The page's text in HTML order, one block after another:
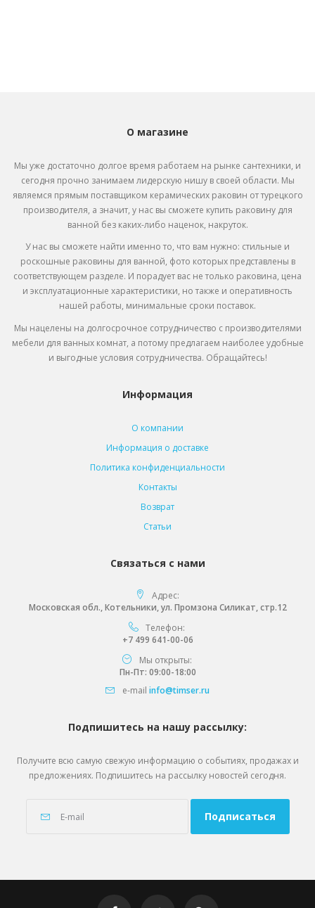
О магазине
Мы уже достаточно долгое время работаем на рынке сантехники, и
сегодня прочно занимаем лидерскую нишу в своей области. Мы
являемся прямым поставщиком керамических раковин от турецкого
производителя, а значит, у нас вы сможете купить раковину для
ванной без каких-либо наценок, накруток.
У нас вы сможете найти именно то, что вам нужно: стильные и
роскошные раковины для ванной, фото которых представлены в
соответствующем разделе. И порадует вас не только раковина, цена
и эксплуатационные характеристики, но также и оперативность
нашей работы, минимальные сроки поставок.
Мы нацелены на долгосрочное сотрудничество с производителями
мебели для ванных комнат, а потому предлагаем наиболее удобные
и выгодные условия сотрудничества. Обращайтесь!
Информация
О компании
Информация о доставке
Политика конфиденциальности
Контакты
Возврат
Статьи
Связаться с нами
Адрес:
Московская обл., Котельники, ул. Промзона Силикат, стр.12
Телефон:
+7 499 641-00-06
Мы открыты:
Пн-Пт: 09:00-18:00
e-mail info@timser.ru
Подпишитесь на нашу рассылку:
Получите всю самую свежую информацию о событиях, продажах и
предложениях. Подпишитесь на рассылку новостей сегодня.
Подписаться